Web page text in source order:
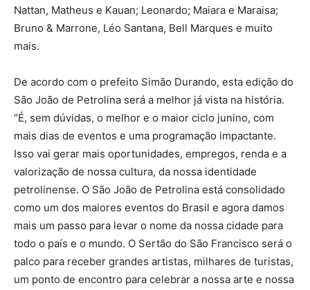
Nattan, Matheus e Kauan; Leonardo; Maiara e Maraisa;
Bruno & Marrone, Léo Santana, Bell Marques e muito
mais.
De acordo com o prefeito Simão Durando, esta edição do
São João de Petrolina será a melhor já vista na história.
“É, sem dúvidas, o melhor e o maior ciclo junino, com
mais dias de eventos e uma programação impactante.
Isso vai gerar mais oportunidades, empregos, renda e a
valorização de nossa cultura, da nossa identidade
petrolinense. O São João de Petrolina está consolidado
como um dos maiores eventos do Brasil e agora damos
mais um passo para levar o nome da nossa cidade para
todo o país e o mundo. O Sertão do São Francisco será o
palco para receber grandes artistas, milhares de turistas,
um ponto de encontro para celebrar a nossa arte e nossa